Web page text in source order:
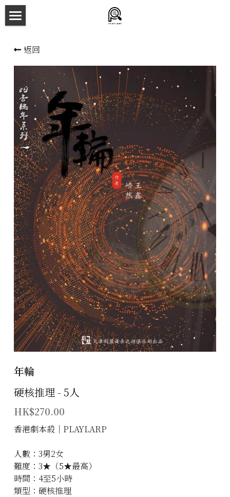
新本預告
主持人檔案
劇本相冊
拼團快團群組
劇本殺介紹
新手須知
預約方法
主題房間
會員優惠
學生優惠
主持/劇本招募
到址及團建服務
傳媒報道
聯絡我們
Instagram
返回
年輪
硬核推理 - 5人
HK$270.00
香港劇本殺│PLAYLARP
人數：3男2女
難度：3★（5★最高）
時間：4至5小時
類型：硬核推理
商品分類
所有商品分類